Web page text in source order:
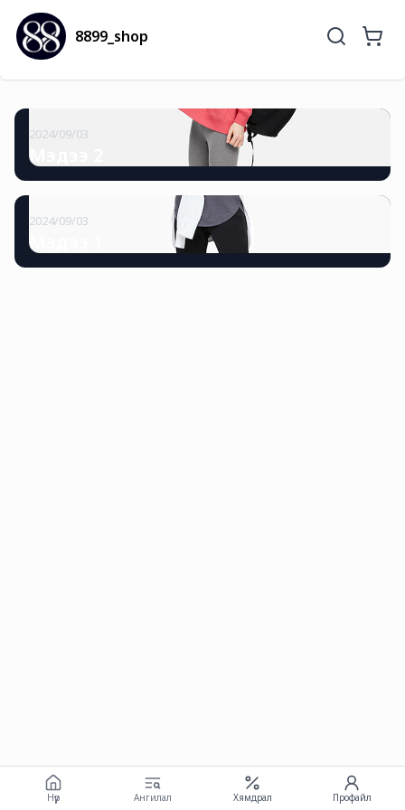
8899_shop
2024/09/03
Мэдээ 2
2024/09/03
Мэдээ 1
Нүүр Ангилал Хямдрал Профайл